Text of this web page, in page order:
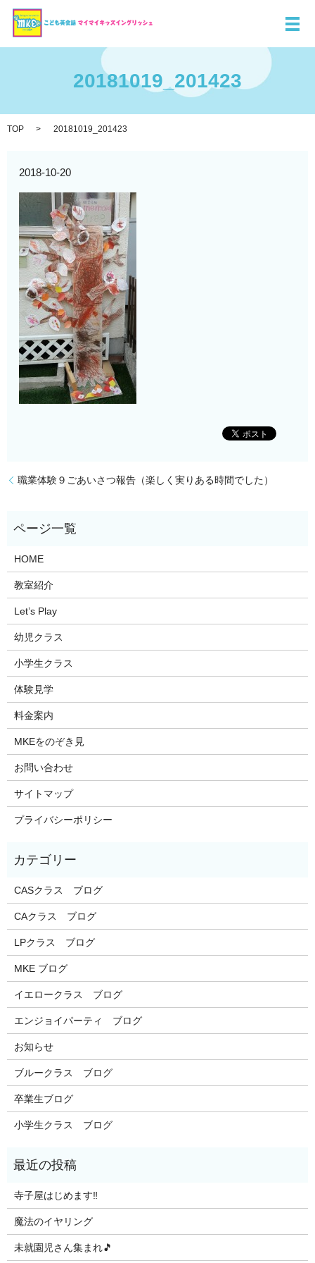
メ
20181019_201423
TOP 20181019_201423
2018-10-20
職業体験９ごあいさつ報告（楽しく実りある時間でした）
HOME
教室紹介
Let’s Play
幼児クラス
小学生クラス
体験見学
料金案内
MKEをのぞき見
お問い合わせ
サイトマップ
プライバシーポリシー
CASクラス ブログ
CAクラス ブログ
LPクラス ブログ
MKE ブログ
イエロークラス ブログ
エンジョイパーティ ブログ
お知らせ
ブルークラス ブログ
卒業生ブログ
小学生クラス ブログ
寺子屋はじめます‼️
魔法のイヤリング
未就園児さん集まれ🎵